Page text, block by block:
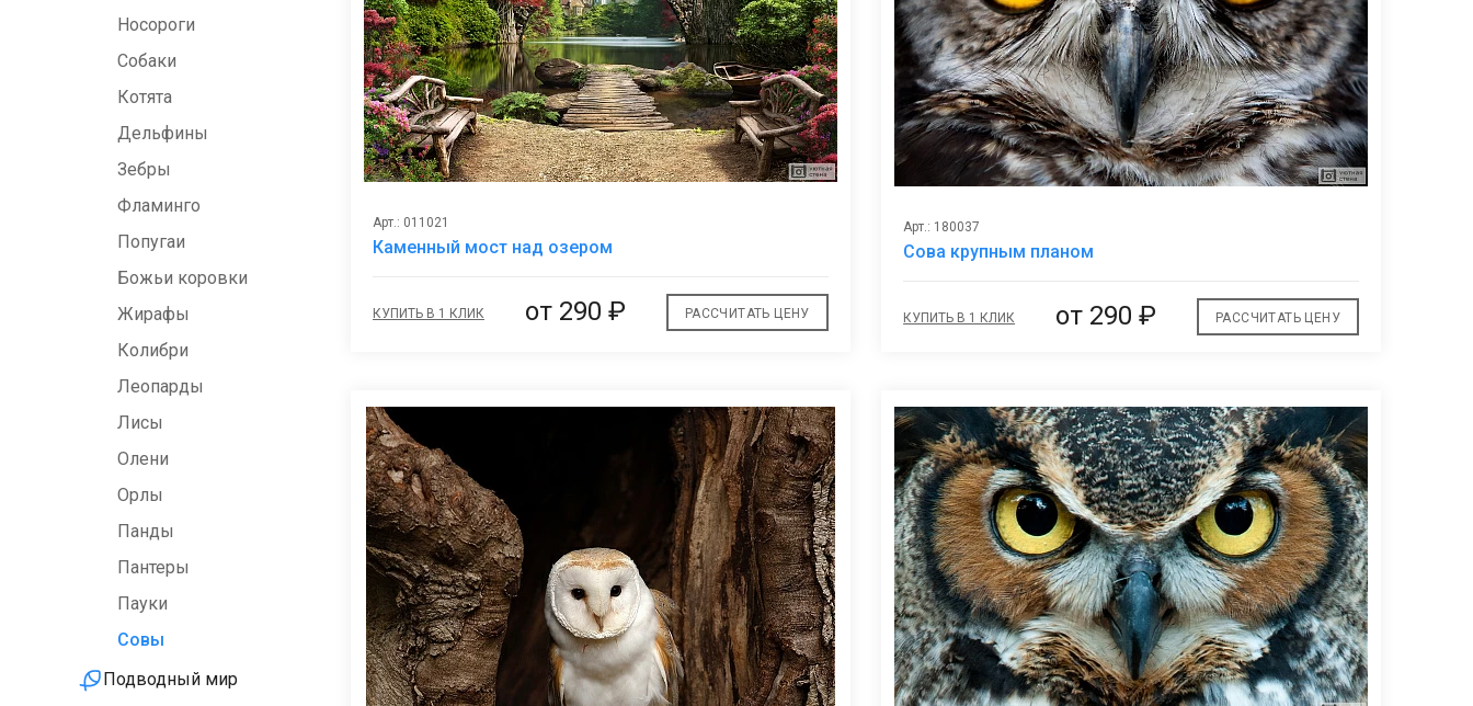
Носороги
Собаки
Котята
Дельфины
Зебры
Фламинго
Попугаи
Божьи коровки
Жирафы
Колибри
Леопарды
Лисы
Олени
Орлы
Панды
Пантеры
Пауки
Совы
Подводный мир
Арт.: 011021
Каменный мост над озером
избранное
КУПИТЬ В 1 КЛИК от290 ₽ РАССЧИТАТЬ ЦЕНУ
Арт.: 180037
Сова крупным планом
КУПИТЬ В 1 КЛИК от 290 ₽ РАССЧИТАТЬ ЦЕНУ